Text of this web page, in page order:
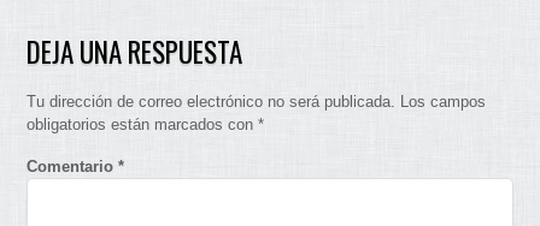
DEJA UNA RESPUESTA
Tu dirección de correo electrónico no será publicada. Los campos
obligatorios están marcados con*
Comentario*